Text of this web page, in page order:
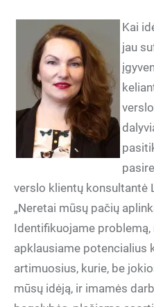
Kai
jau
verslo klientų konsultantė
„Neretai mūsų pačių
Identifikuojame
apklausiame potencialius
artimuosius, kurie, be
mūsų idėją, ir imamės